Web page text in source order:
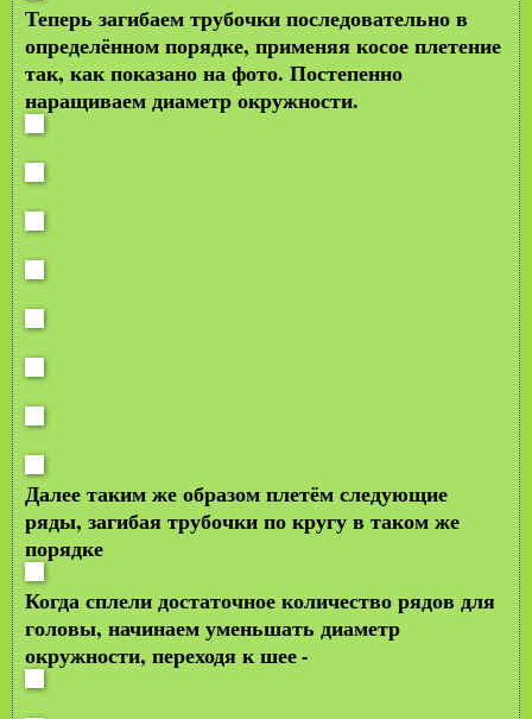
Теперь загибаем трубочки последовательно в
определённом порядке, применяя косое плетение
так, как показано на фото. Постепенно
наращиваем диаметр окружности.
Далее таким же образом плетём следующие
ряды, загибая трубочки по кругу в таком же
порядке
Когда сплели достаточное количество рядов для
головы, начинаем уменьшать диаметр
окружности, переходя к шее -